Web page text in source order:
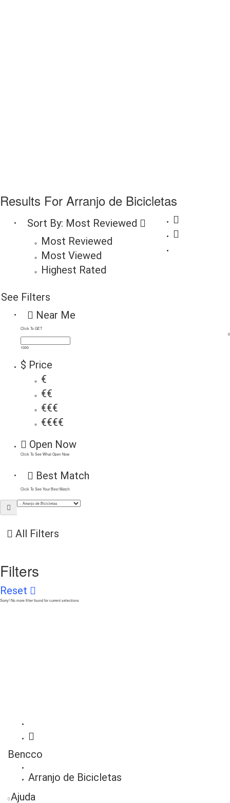
Results For Arranjo de Bicicletas
Sort By: Most Reviewed
Most Reviewed
Most Viewed
Highest Rated
See Filters
Near Me
Click To GET
0
1000
$ Price
€
€€
€€€
€€€€
Open Now
Click To See What Open Now
Best Match
Click To See Your Best Match
All Filters
Filters
Reset
Sorry! No more filter found for current selections
Bencco
Arranjo de Bicicletas
Ajuda